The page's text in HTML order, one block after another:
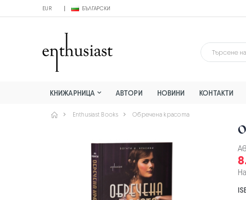
EUR БЪЛГАРСКИ
КНИЖАРНИЦА АВТОРИ НОВИНИ КОНТАКТИ
Enthusiast Books Обречена красота